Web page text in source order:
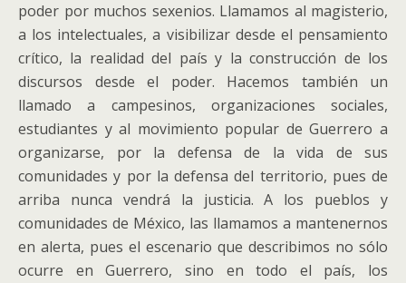
poder por muchos sexenios. Llamamos al magisterio,
a los intelectuales, a visibilizar desde el pensamiento
crítico, la realidad del país y la construcción de los
discursos desde el poder. Hacemos también un
llamado a campesinos, organizaciones sociales,
estudiantes y al movimiento popular de Guerrero a
organizarse, por la defensa de la vida de sus
comunidades y por la defensa del territorio, pues de
arriba nunca vendrá la justicia. A los pueblos y
comunidades de México, las llamamos a mantenernos
en alerta, pues el escenario que describimos no sólo
ocurre en Guerrero, sino en todo el país, los